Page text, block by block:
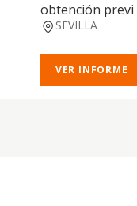
obtención previ
SEVILLA
VER INFORME